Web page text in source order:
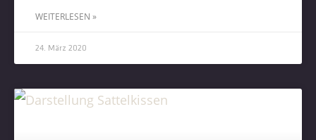
WEITERLESEN »
24. März 2020